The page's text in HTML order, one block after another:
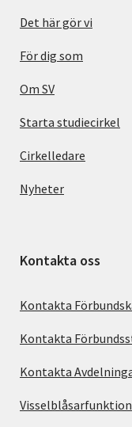
Det här gör vi
För dig som
Om SV
Starta studiecirkel
Cirkelledare
Nyheter
Kontakta oss
Kontakta
Kontakta
Kontakta
Visselblåsarfunktion